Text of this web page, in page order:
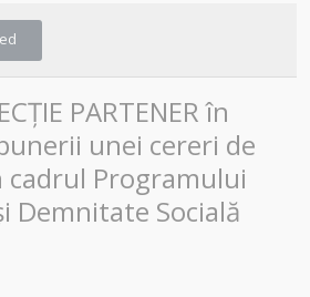
PARTENER în
unei cereri de
Programului
Demnitate Socială